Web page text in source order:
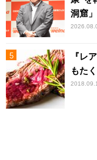
洞窟
『レ
もた